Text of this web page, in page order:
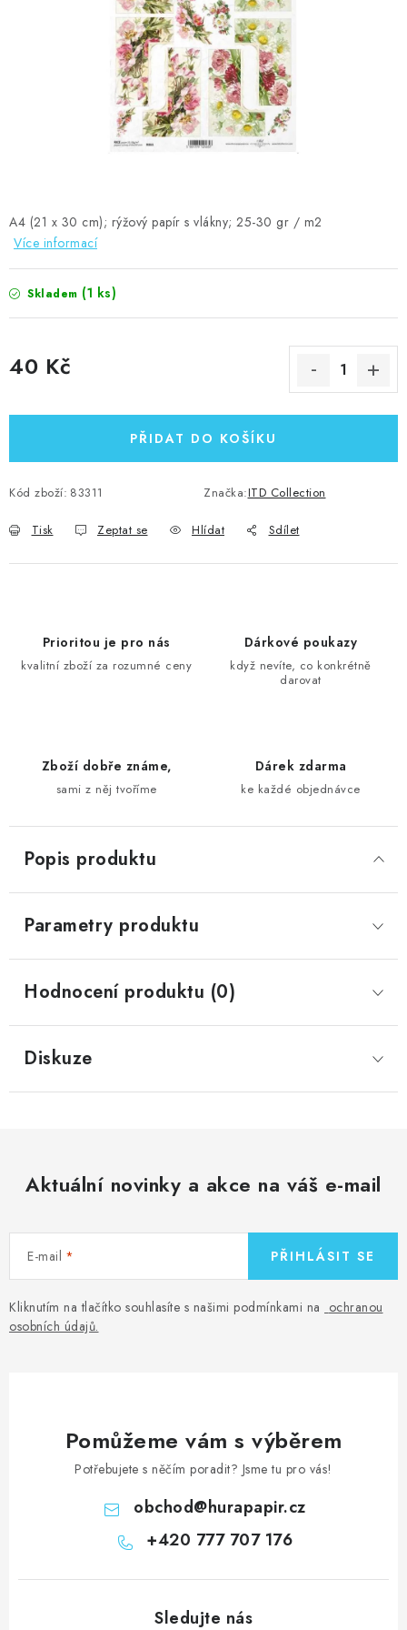
Kontakty Moje objednávka
Oblíbené ♥️
Hodnocení obchodu
Obchodní podmínky
Ověřování recenzí
A4 (21 x 30 cm); rýžový papír s vlákny; 25-30 gr / m2
Více informací
Skladem (1 ks)
40 Kč
PŘIDAT DO KOŠÍKU
Kód zboží: 83311 Značka:ITD Collection
Tisk Zeptat se Hlídat Sdílet
Prioritou je pro nás
kvalitní zboží za rozumné ceny
Dárkové poukazy
když nevíte, co konkrétně
darovat
Zboží dobře známe,
sami z něj tvoříme
Dárek zdarma
ke každé objednávce
Popis produktu
Parametry produktu
Hodnocení produktu (0)
Diskuze
Aktuální novinky a akce na váš e-mail
E-mail
Kliknutím na tlačítko souhlasíte s našimi podmínkami na ochranou
osobních údajů.
PŘIHLÁSIT SE
Pomůžeme vám s výběrem
Potřebujete s něčím poradit? Jsme tu pro vás!
obchod@hurapapir.cz
+420 777 707 176